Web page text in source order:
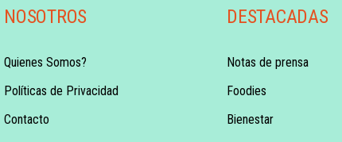
NOSOTROS
Quienes Somos?
Políticas de Privacidad
Contacto
DESTACADAS
Notas de prensa
Foodies
Bienestar